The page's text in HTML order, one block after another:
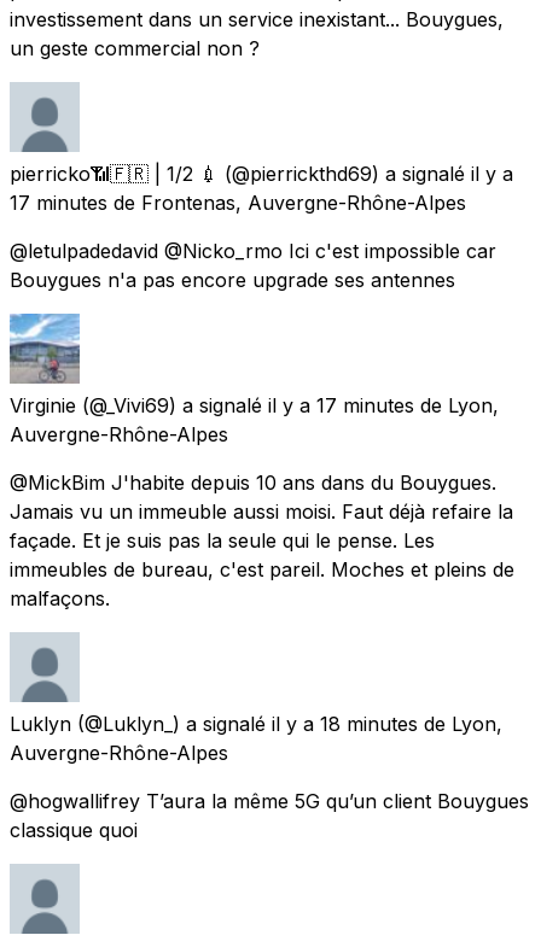
investissement dans un service inexistant... Bouygues,
un geste commercial non ?
pierricko📶🇫🇷 | 1/2 💉 (@pierrickthd69) a signalé il y a
17 minutes de Frontenas, Auvergne-Rhône-Alpes
@letulpadedavid @Nicko_rmo Ici c'est impossible car
Bouygues n'a pas encore upgrade ses antennes
Virginie (@_Vivi69) a signalé il y a 17 minutes de Lyon,
Auvergne-Rhône-Alpes
@MickBim J'habite depuis 10 ans dans du Bouygues.
Jamais vu un immeuble aussi moisi. Faut déjà refaire la
façade. Et je suis pas la seule qui le pense. Les
immeubles de bureau, c'est pareil. Moches et pleins de
malfaçons.
Luklyn (@Luklyn_) a signalé il y a 18 minutes de Lyon,
Auvergne-Rhône-Alpes
@hogwallifrey T’aura la même 5G qu’un client Bouygues
classique quoi